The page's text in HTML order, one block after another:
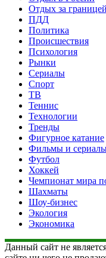
Отдых за границей
ПДД
Политика
Происшествия
Психология
Рынки
Сериалы
Спорт
ТВ
Теннис
Технологии
Тренды
Фигурное катание
Фильмы и
Футбол
Хоккей
Чемпионат мира
Шахматы
Шоу-бизнес
Экология
Экономика
Данный сайт не